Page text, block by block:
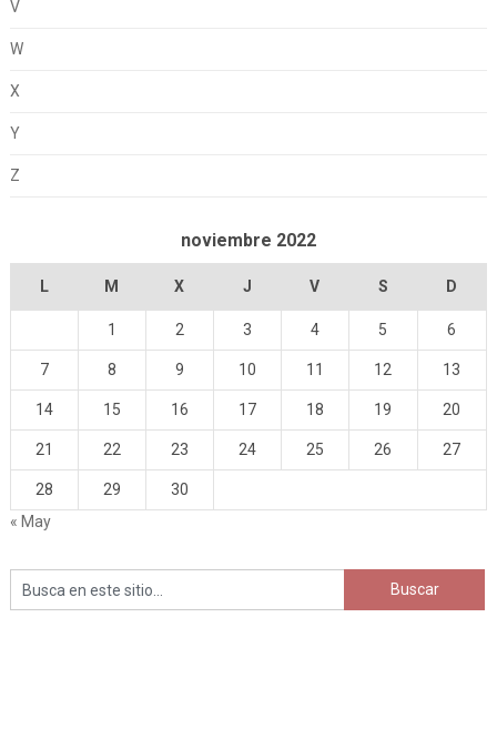
V
W
X
Y
Z
noviembre 2022
L M X J V S D
1 2 3 4 5 6
7 8 9 10 11 12 13
14 15 16 17 18 19 20
21 22 23 24 25 26 27
28 29
30
« May